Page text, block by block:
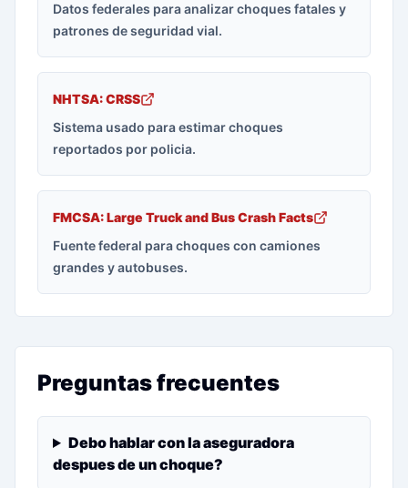
Datos federales para analizar choques fatales y
patrones de seguridad vial.
NHTSA: CRSS
Sistema usado para estimar choques
reportados por policia.
FMCSA: Large Truck and Bus Crash Facts
Fuente federal para choques con camiones
grandes y autobuses.
Preguntas frecuentes
Debo hablar con la aseguradora
despues de un choque?